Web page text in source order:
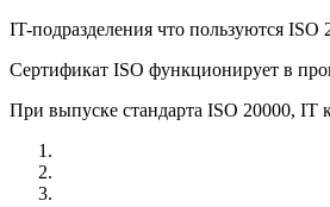
IT-подразделения что пользуются
Сертификат ISO функционирует в
При выпуске стандарта ISO 20000, IT